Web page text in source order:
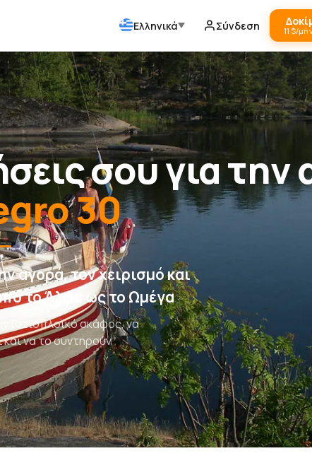
Ελληνικά Σύνδεση 11 $/
σου για την
30
αγορά, τον χειρισμό και
το Άλφα ως το Ωμέγα
ιστιοπλοϊκό σκάφος, να
και να το συντηρούν